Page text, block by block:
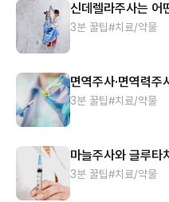
신데렐라주사는 어
3분 꿀팁#치료/약물
면역주사·면역력
3분 꿀팁#치료/약물
마늘주사와 글루타
3분 꿀팁#치료/약물